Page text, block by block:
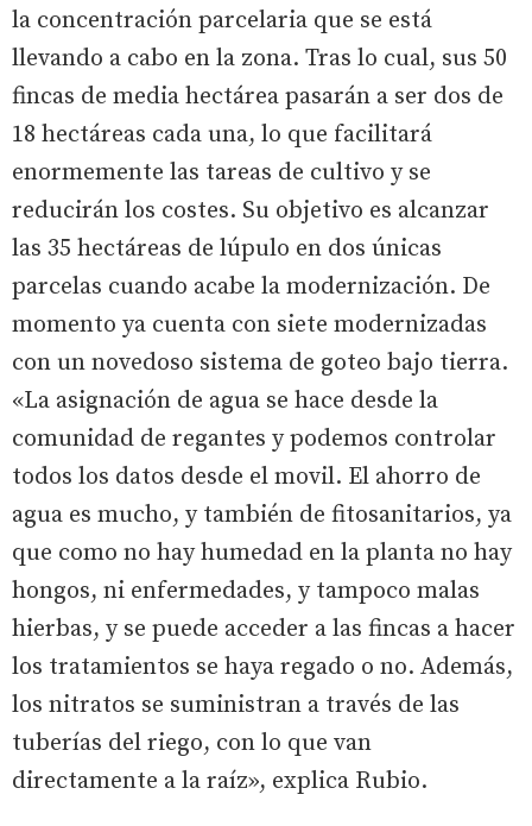
la concentración parcelaria que se está
llevando a cabo en la zona. Tras lo cual, sus 50
fincas de media hectárea pasarán a ser dos de
18 hectáreas cada una, lo que facilitará
enormemente las tareas de cultivo y se
reducirán los costes. Su objetivo es alcanzar
las 35 hectáreas de lúpulo en dos únicas
parcelas cuando acabe la modernización. De
momento ya cuenta con siete modernizadas
con un novedoso sistema de goteo bajo tierra.
«La asignación de agua se hace desde la
comunidad de regantes y podemos controlar
todos los datos desde el movil. El ahorro de
agua es mucho, y también de fitosanitarios, ya
que como no hay humedad en la planta no hay
hongos, ni enfermedades, y tampoco malas
hierbas, y se puede acceder a las fincas a hacer
los tratamientos se haya regado o no. Además,
los nitratos se suministran a través de las
tuberías del riego, con lo que van
directamente a la raíz», explica Rubio.